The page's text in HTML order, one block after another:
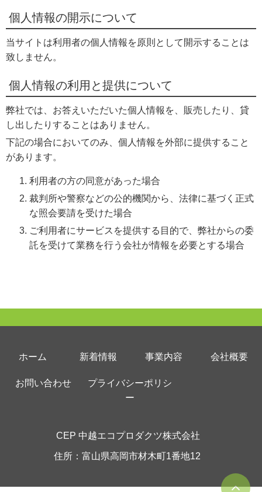
個人情報の開示について
当サイトは利用者の個人情報を原則として開示することは
致しません。
個人情報の利用と提供について
弊社では、お答えいただいた個人情報を、販売したり、貸
し出したりすることはありません。
下記の場合においてのみ、個人情報を外部に提供すること
があります。
利用者の方の同意があった場合
裁判所や警察などの公的機関から、法律に基づく正式
な照会要請を受けた場合
ご利用者にサービスを提供する目的で、弊社からの委
託を受けて業務を行う会社が情報を必要とする場合
ホーム 新着情報 事業内容 会社概要
お問い合わせ
プライバシーポリシ
ー
CEP 中越エコプロダクツ株式会社
住所： 富山県高岡市材木町1番地12